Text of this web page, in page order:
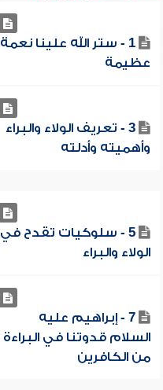
1 - ستر الله علينا نعمة
عظيمة
3 - تعريف الولاء والبراء
وأهميته وأدلته
5 - سلوكيات تقدح في
الولاء والبراء
7 - إبراهيم عليه
السلام قدوتنا في البراءة
من الكافرين